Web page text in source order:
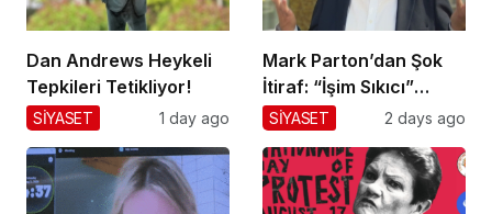
Dan Andrews Heykeli
Tepkileri Tetikliyor!
SİYASET 1 day ago
Mark Parton’dan Şok
İtiraf: “İşim Sıkıcı”
Mesajı!
SİYASET 2 days ago